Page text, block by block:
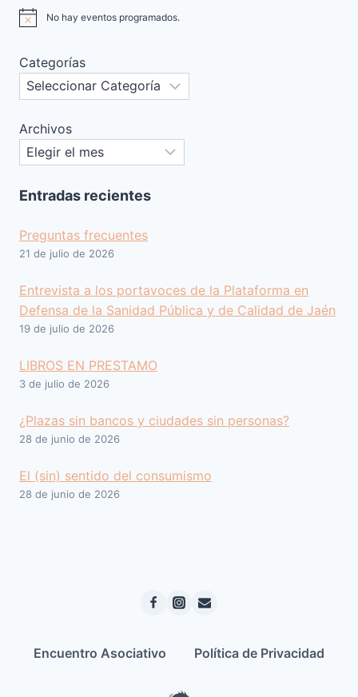
Aviso No hay eventos programados.
Categorías
Archivos
Entradas recientes
Preguntas frecuentes
21 de julio de 2026
Entrevista a los portavoces de la Plataforma en
Defensa de la Sanidad Pública y de Calidad de Jaén
19 de julio de 2026
LIBROS EN PRESTAMO
3 de julio de 2026
¿Plazas sin bancos y ciudades sin personas?
28 de junio de 2026
El (sin) sentido del consumismo
28 de junio de 2026
Encuentro Asociativo Política de Privacidad